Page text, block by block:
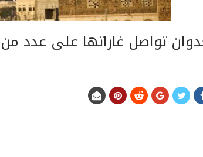
تواصل غاراتها على عدد